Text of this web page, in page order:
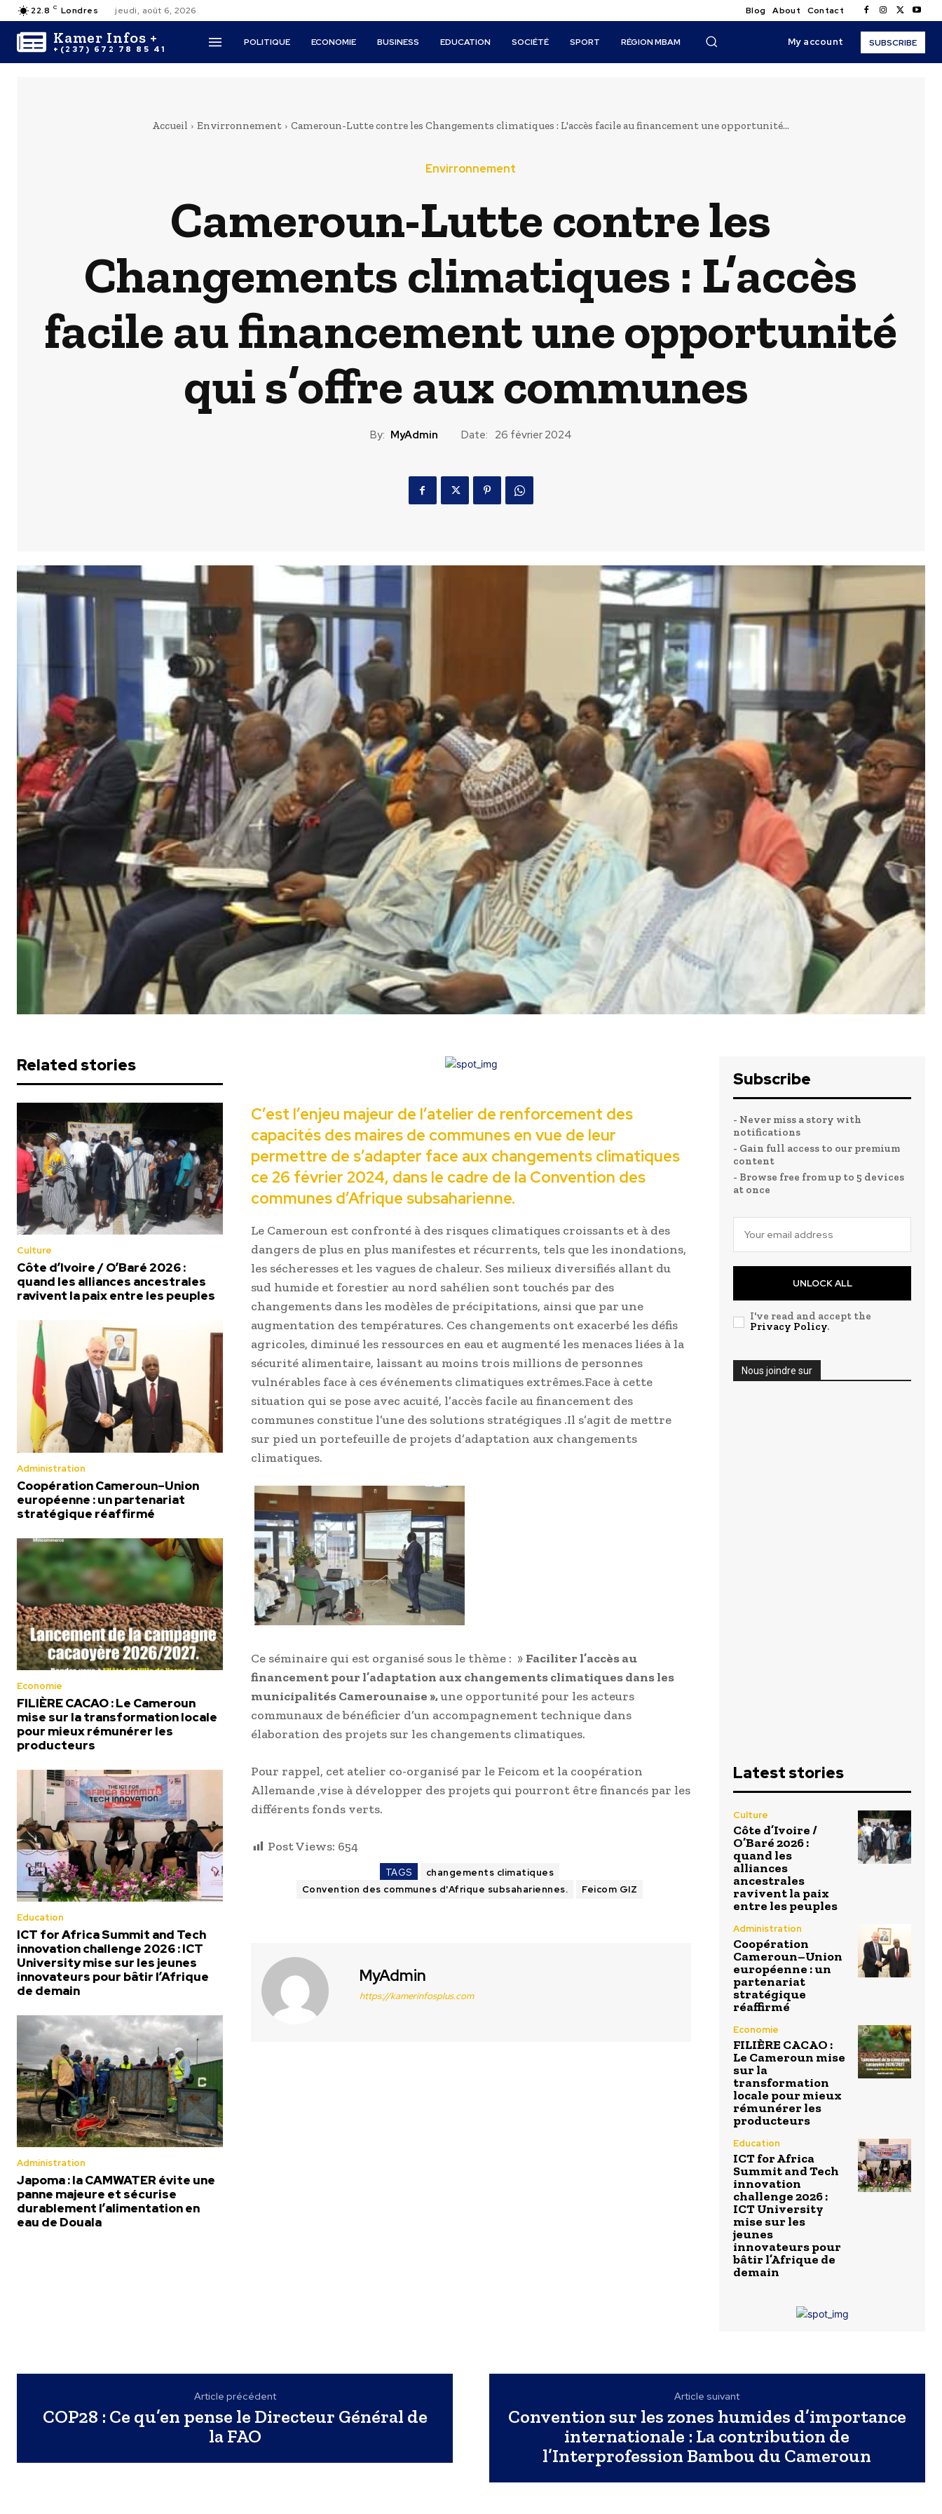
22.8 C Londres jeudi, août 6, 2026 Blog About Contact
Kamer Infos +
+(237) 672 78 85 41
POLITIQUE ECONOMIE BUSINESS EDUCATION SOCIÉTÉ SPORT RÉGION MBAM My account SUBSCRIBE
Accueil Envirronnement Cameroun-Lutte contre les Changements climatiques : L'accès facile au financement une opportunité...
Envirronnement
Cameroun-Lutte contre les
Changements climatiques : L’accès
facile au financement une opportunité
qui s’offre aux communes
By: MyAdmin Date: 26 février 2024
Related stories
Culture
Côte d’Ivoire / O’Baré 2026 :
quand les alliances ancestrales
ravivent la paix entre les peuples
Administration
Coopération Cameroun–Union
européenne : un partenariat
stratégique réaffirmé
Economie
FILIÈRE CACAO : Le Cameroun
mise sur la transformation locale
pour mieux rémunérer les
producteurs
Education
ICT for Africa Summit and Tech
innovation challenge 2026 : ICT
University mise sur les jeunes
innovateurs pour bâtir l’Afrique
de demain
Administration
Japoma : la CAMWATER évite une
panne majeure et sécurise
durablement l’alimentation en
eau de Douala
C’est l’enjeu majeur de l’atelier de renforcement des
capacités des maires de communes en vue de leur
permettre de s’adapter face aux changements climatiques
ce 26 février 2024, dans le cadre de la Convention des
communes d’Afrique subsaharienne.
Le Cameroun est confronté à des risques climatiques croissants et à des
dangers de plus en plus manifestes et récurrents, tels que les inondations,
les sécheresses et les vagues de chaleur. Ses milieux diversifiés allant du
sud humide et forestier au nord sahélien sont touchés par des
changements dans les modèles de précipitations, ainsi que par une
augmentation des températures. Ces changements ont exacerbé les défis
agricoles, diminué les ressources en eau et augmenté les menaces liées à la
sécurité alimentaire, laissant au moins trois millions de personnes
vulnérables face à ces événements climatiques extrêmes.Face à cette
situation qui se pose avec acuité, l’accès facile au financement des
communes constitue l’une des solutions stratégiques .Il s’agit de mettre
sur pied un portefeuille de projets d’adaptation aux changements
climatiques.
Ce séminaire qui est organisé sous le thème : » Faciliter l’accès au
financement pour l’adaptation aux changements climatiques dans les
municipalités Camerounaise »,une opportunité pour les acteurs
communaux de bénéficier d’un accompagnement technique dans
élaboration des projets sur les changements climatiques.
Pour rappel, cet atelier co-organisé par le Feicom et la coopération
Allemande ,vise à développer des projets qui pourront être financés par les
différents fonds verts.
Post Views: 654
TAGS
changements climatiques
Convention des communes d'Afrique subsahariennes.
Feicom GIZ
MyAdmin
https://kamerinfosplus.com
Subscribe
- Never miss a story with
notifications
- Gain full access to our premium
content
- Browse free from up to 5 devices
at once
UNLOCK ALL
I've read and accept the
Privacy Policy.
Nous joindre sur
Latest stories
Culture
Côte d’Ivoire /
O’Baré 2026 :
quand les
alliances
ancestrales
ravivent la paix
entre les peuples
Administration
Coopération
Cameroun–Union
européenne : un
partenariat
stratégique
réaffirmé
Economie
FILIÈRE CACAO :
Le Cameroun mise
sur la
transformation
locale pour mieux
rémunérer les
producteurs
Education
ICT for Africa
Summit and Tech
innovation
challenge 2026 :
ICT University
mise sur les
jeunes
innovateurs pour
bâtir l’Afrique de
demain
Article précédent
COP28 : Ce qu’en pense le Directeur Général de
la FAO
Article suivant
Convention sur les zones humides d’importance
internationale : La contribution de
l’Interprofession Bambou du Cameroun